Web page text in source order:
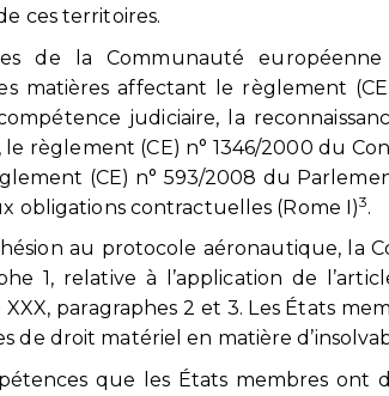
ces territoires.
de la Communauté
matières affectant le règlement
judiciaire, la
, le règlement (CE) n° 1346/2000 du
(CE) n° 593/2008 du
obligations contractuelles (Rome I)3.
au protocole aéronautique, la
1, relative à l’application de
XXX, paragraphes 2 et 3. Les États
de droit matériel en matière
que les États membres